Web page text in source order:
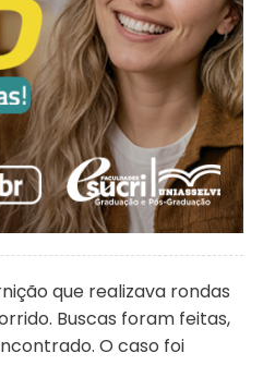
que realizava rondas
Buscas foram feitas,
O caso foi